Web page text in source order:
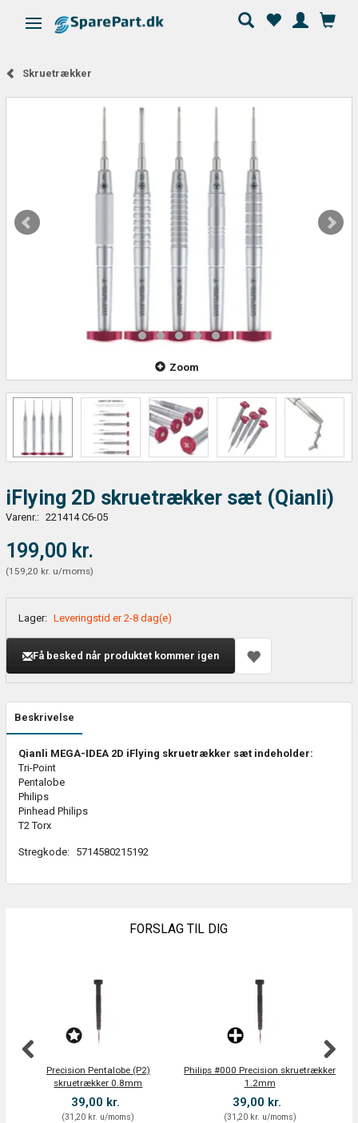
Skifte navigation
Skruetrækker
Zoom
iFlying 2D skruetrækker sæt (Qianli)
Varenr.: 221414 C6-05
199,00 kr.
(159,20 kr. u/moms)
Lager: Leveringstid er 2-8 dag(e)
Få besked når produktet kommer igen
Beskrivelse
Qianli MEGA-IDEA 2D iFlying skruetrækker sæt indeholder:
Tri-Point
Pentalobe
Philips
Pinhead Philips
T2 Torx
Stregkode: 5714580215192
FORSLAG TIL DIG
Precision Pentalobe (P2)
skruetrækker 0.8mm
39,00 kr.
(31,20 kr. u/moms)
Philips #000 Precision skruetrækker
1.2mm
39,00 kr.
(31,20 kr. u/moms)